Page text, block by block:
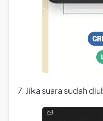
7. Jika suara sudah